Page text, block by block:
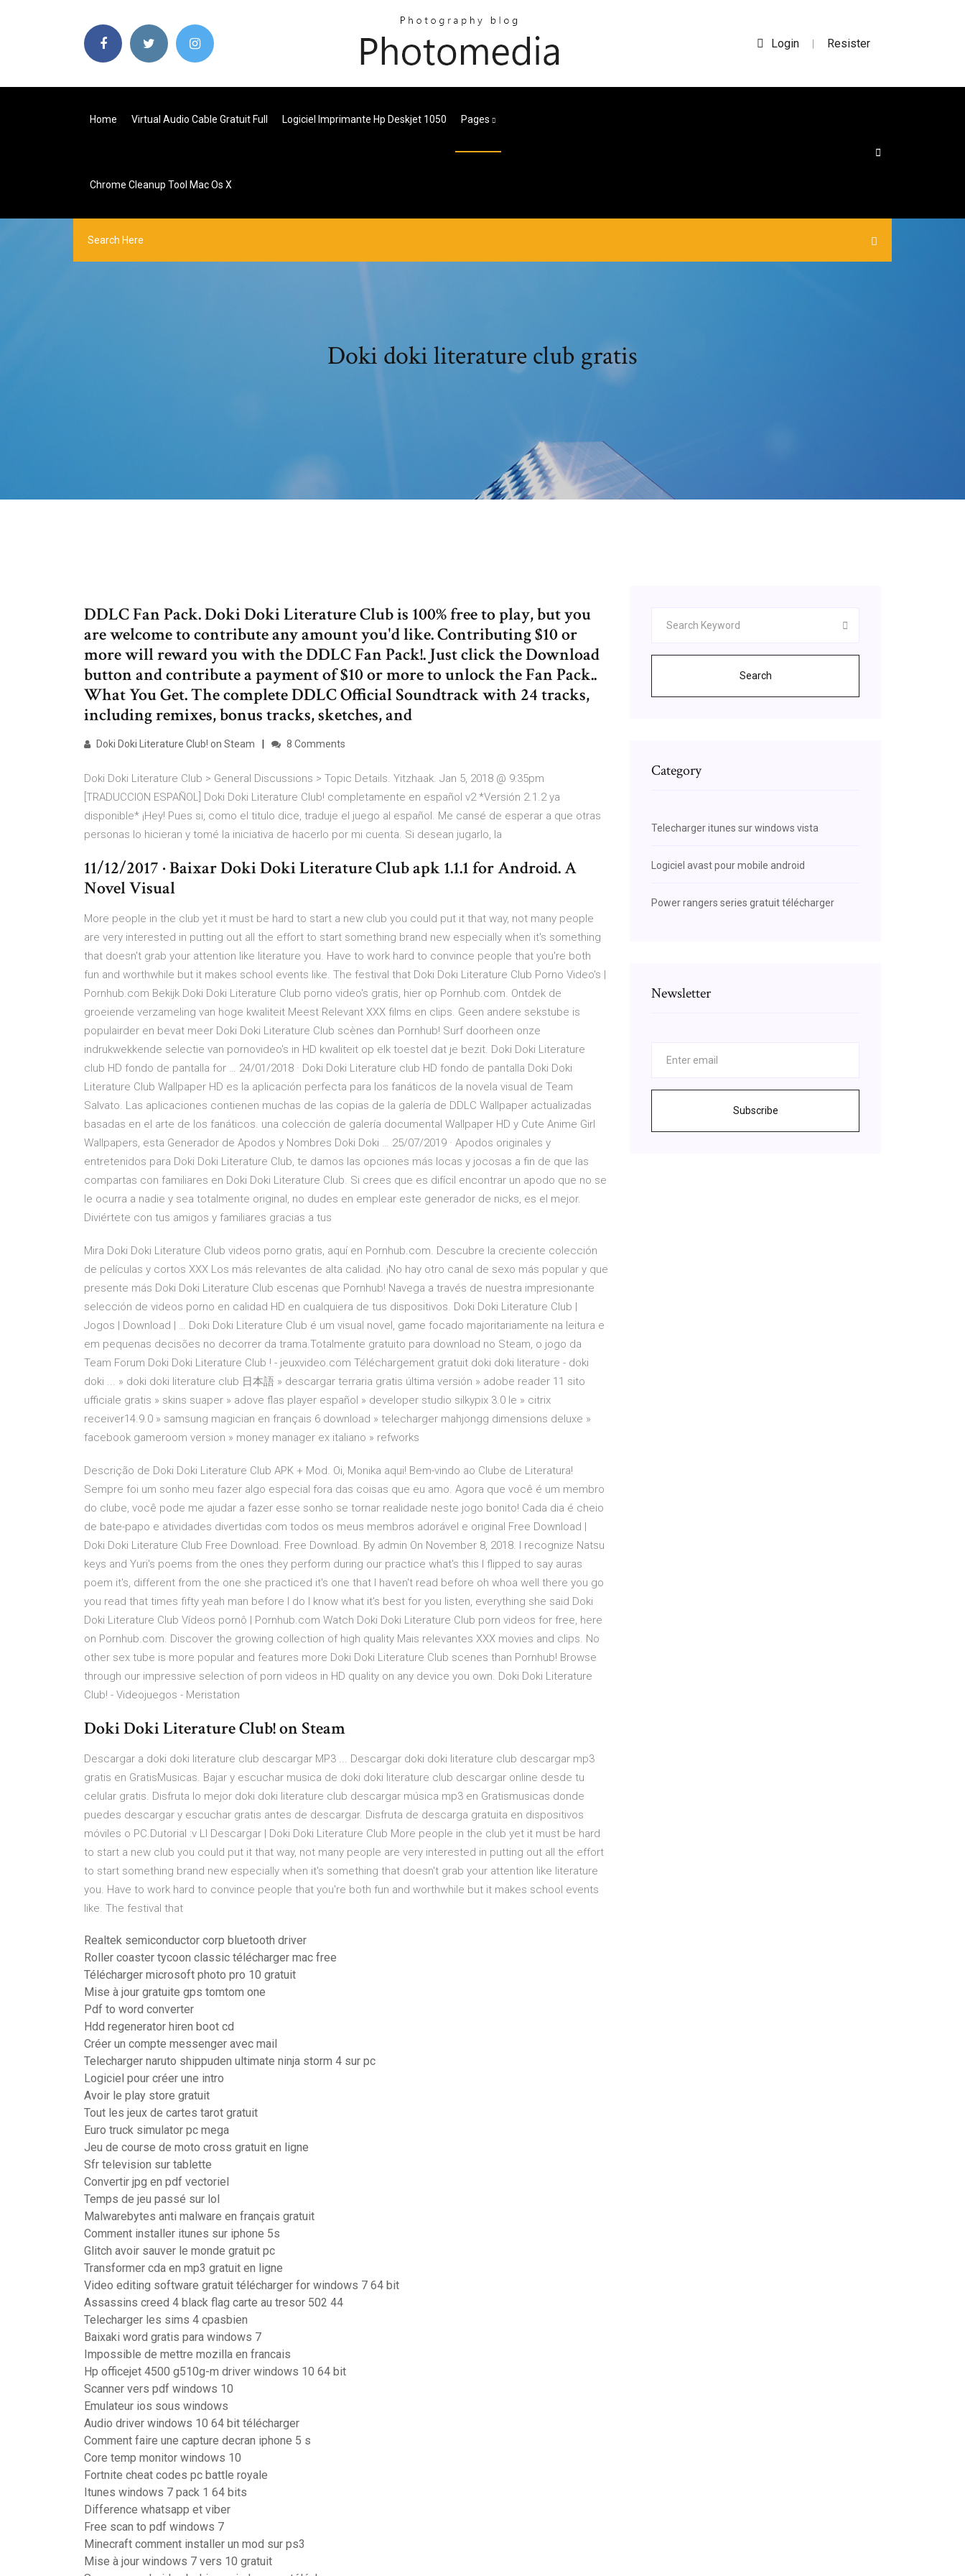
Login | Resister
Home Virtual Audio Cable Gratuit Full Logiciel Imprimante Hp Deskjet 1050 Pages
Chrome Cleanup Tool Mac Os X
Doki doki literature club gratis
DDLC Fan Pack. Doki Doki Literature Club is 100% free to play, but you
are welcome to contribute any amount you'd like. Contributing $10 or
more will reward you with the DDLC Fan Pack!. Just click the Download
button and contribute a payment of $10 or more to unlock the Fan Pack..
What You Get. The complete DDLC Official Soundtrack with 24 tracks,
including remixes, bonus tracks, sketches, and
Doki Doki Literature Club! on Steam 8 Comments
Doki Doki Literature Club > General Discussions > Topic Details. Yitzhaak. Jan 5, 2018 @ 9:35pm
[TRADUCCION ESPAÑOL] Doki Doki Literature Club! completamente en español v2 *Versión 2.1.2 ya
disponible* ¡Hey! Pues si, como el titulo dice, traduje el juego al español. Me cansé de esperar a que otras
personas lo hicieran y tomé la iniciativa de hacerlo por mi cuenta. Si desean jugarlo, la
11/12/2017 · Baixar Doki Doki Literature Club apk 1.1.1 for Android. A
Novel Visual
More people in the club yet it must be hard to start a new club you could put it that way, not many people
are very interested in putting out all the effort to start something brand new especially when it's something
that doesn't grab your attention like literature you. Have to work hard to convince people that you're both
fun and worthwhile but it makes school events like. The festival that Doki Doki Literature Club Porno Video's |
Pornhub.com Bekijk Doki Doki Literature Club porno video's gratis, hier op Pornhub.com. Ontdek de
groeiende verzameling van hoge kwaliteit Meest Relevant XXX films en clips. Geen andere sekstube is
populairder en bevat meer Doki Doki Literature Club scènes dan Pornhub! Surf doorheen onze
indrukwekkende selectie van pornovideo's in HD kwaliteit op elk toestel dat je bezit. Doki Doki Literature
club HD fondo de pantalla for … 24/01/2018 · Doki Doki Literature club HD fondo de pantalla Doki Doki
Literature Club Wallpaper HD es la aplicación perfecta para los fanáticos de la novela visual de Team
Salvato. Las aplicaciones contienen muchas de las copias de la galería de DDLC Wallpaper actualizadas
basadas en el arte de los fanáticos. una colección de galería documental Wallpaper HD y Cute Anime Girl
Wallpapers, esta Generador de Apodos y Nombres Doki Doki … 25/07/2019 · Apodos originales y
entretenidos para Doki Doki Literature Club, te damos las opciones más locas y jocosas a fin de que las
compartas con familiares en Doki Doki Literature Club. Si crees que es difícil encontrar un apodo que no se
le ocurra a nadie y sea totalmente original, no dudes en emplear este generador de nicks, es el mejor.
Diviértete con tus amigos y familiares gracias a tus
Mira Doki Doki Literature Club videos porno gratis, aquí en Pornhub.com. Descubre la creciente colección
de películas y cortos XXX Los más relevantes de alta calidad. ¡No hay otro canal de sexo más popular y que
presente más Doki Doki Literature Club escenas que Pornhub! Navega a través de nuestra impresionante
selección de videos porno en calidad HD en cualquiera de tus dispositivos. Doki Doki Literature Club |
Jogos | Download | … Doki Doki Literature Club é um visual novel, game focado majoritariamente na leitura e
em pequenas decisões no decorrer da trama.Totalmente gratuito para download no Steam, o jogo da
Team Forum Doki Doki Literature Club ! - jeuxvideo.com Téléchargement gratuit doki doki literature - doki
doki ... » doki doki literature club 日本語 » descargar terraria gratis última versión » adobe reader 11 sito
ufficiale gratis » skins suaper » adove flas player español » developer studio silkypix 3.0 le » citrix
receiver14.9.0 » samsung magician en français 6 download » telecharger mahjongg dimensions deluxe »
facebook gameroom version » money manager ex italiano » refworks
Descrição de Doki Doki Literature Club APK + Mod. Oi, Monika aqui! Bem-vindo ao Clube de Literatura!
Sempre foi um sonho meu fazer algo especial fora das coisas que eu amo. Agora que você é um membro
do clube, você pode me ajudar a fazer esse sonho se tornar realidade neste jogo bonito! Cada dia é cheio
de bate-papo e atividades divertidas com todos os meus membros adorável e original Free Download |
Doki Doki Literature Club Free Download. Free Download. By admin On November 8, 2018. I recognize Natsu
keys and Yuri's poems from the ones they perform during our practice what's this I flipped to say auras
poem it's, different from the one she practiced it's one that I haven't read before oh whoa well there you go
you read that times fifty yeah man before I do I know what it's best for you listen, everything she said Doki
Doki Literature Club Vídeos pornô | Pornhub.com Watch Doki Doki Literature Club porn videos for free, here
on Pornhub.com. Discover the growing collection of high quality Mais relevantes XXX movies and clips. No
other sex tube is more popular and features more Doki Doki Literature Club scenes than Pornhub! Browse
through our impressive selection of porn videos in HD quality on any device you own. Doki Doki Literature
Club! - Videojuegos - Meristation
Doki Doki Literature Club! on Steam
Descargar a doki doki literature club descargar MP3 ... Descargar doki doki literature club descargar mp3
gratis en GratisMusicas. Bajar y escuchar musica de doki doki literature club descargar online desde tu
celular gratis. Disfruta lo mejor doki doki literature club descargar música mp3 en Gratismusicas donde
puedes descargar y escuchar gratis antes de descargar. Disfruta de descarga gratuita en dispositivos
móviles o PC.Dutorial :v Ll Descargar | Doki Doki Literature Club More people in the club yet it must be hard
to start a new club you could put it that way, not many people are very interested in putting out all the effort
to start something brand new especially when it's something that doesn't grab your attention like literature
you. Have to work hard to convince people that you're both fun and worthwhile but it makes school events
like. The festival that
Realtek semiconductor corp bluetooth driver
Roller coaster tycoon classic télécharger mac free
Télécharger microsoft photo pro 10 gratuit
Mise à jour gratuite gps tomtom one
Pdf to word converter
Hdd regenerator hiren boot cd
Créer un compte messenger avec mail
Telecharger naruto shippuden ultimate ninja storm 4 sur pc
Logiciel pour créer une intro
Avoir le play store gratuit
Tout les jeux de cartes tarot gratuit
Euro truck simulator pc mega
Jeu de course de moto cross gratuit en ligne
Sfr television sur tablette
Convertir jpg en pdf vectoriel
Temps de jeu passé sur lol
Malwarebytes anti malware en français gratuit
Comment installer itunes sur iphone 5s
Glitch avoir sauver le monde gratuit pc
Transformer cda en mp3 gratuit en ligne
Video editing software gratuit télécharger for windows 7 64 bit
Assassins creed 4 black flag carte au tresor 502 44
Telecharger les sims 4 cpasbien
Baixaki word gratis para windows 7
Impossible de mettre mozilla en francais
Hp officejet 4500 g510g-m driver windows 10 64 bit
Scanner vers pdf windows 10
Emulateur ios sous windows
Audio driver windows 10 64 bit télécharger
Comment faire une capture decran iphone 5 s
Core temp monitor windows 10
Fortnite cheat codes pc battle royale
Itunes windows 7 pack 1 64 bits
Difference whatsapp et viber
Free scan to pdf windows 7
Minecraft comment installer un mod sur ps3
Mise à jour windows 7 vers 10 gratuit
Search
Category
Telecharger itunes sur windows vista
Logiciel avast pour mobile android
Power rangers series gratuit télécharger
Newsletter
Subscribe